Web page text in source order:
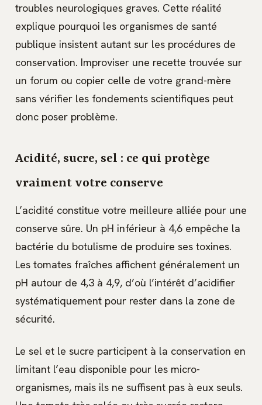
troubles neurologiques graves. Cette réalité
explique pourquoi les organismes de santé
publique insistent autant sur les procédures de
conservation. Improviser une recette trouvée sur
un forum ou copier celle de votre grand-mère
sans vérifier les fondements scientifiques peut
donc poser problème.
Acidité, sucre, sel : ce qui protège
vraiment votre conserve
L’acidité constitue votre meilleure alliée pour une
conserve sûre. Un pH inférieur à 4,6 empêche la
bactérie du botulisme de produire ses toxines.
Les tomates fraîches affichent généralement un
pH autour de 4,3 à 4,9, d’où l’intérêt d’acidifier
systématiquement pour rester dans la zone de
sécurité.
Le sel et le sucre participent à la conservation en
limitant l’eau disponible pour les micro-
organismes, mais ils ne suffisent pas à eux seuls.